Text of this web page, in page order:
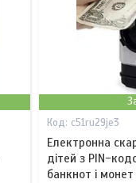
c51ru29je3
Електронна
дітей з PIN-
банкнот і